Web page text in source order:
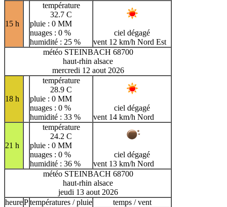
15 h
température
32.7 C
pluie : 0 MM
nuages : 0 %
humidité : 25 %
ciel dégagé
vent 12 km/h Nord Est
météo STEINBACH 68700
haut-rhin alsace
mercredi 12 aout 2026
18 h
température
28.9 C
pluie : 0 MM
nuages : 0 %
humidité : 33 %
ciel dégagé
vent 14 km/h Nord
21 h
température
24.2 C
pluie : 0 MM
nuages : 0 %
humidité : 36 %
ciel dégagé
vent 13 km/h Nord
météo STEINBACH 68700
haut-rhin alsace
jeudi 13 aout 2026
heurePtempératures / pluie temps / vent